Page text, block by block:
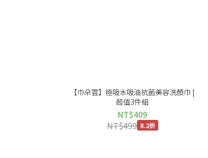
【巾朵雲】極吸水吸油抗菌美容洗顏巾 |
超值3件組
NT$409
NT$499 8.2折